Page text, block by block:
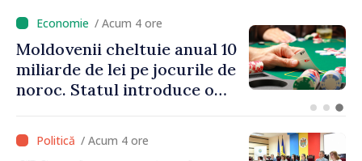
Energocom: Deficit de
energie electrică în orele de
vârf; consumatorii sunt
/ Acum 4 ore